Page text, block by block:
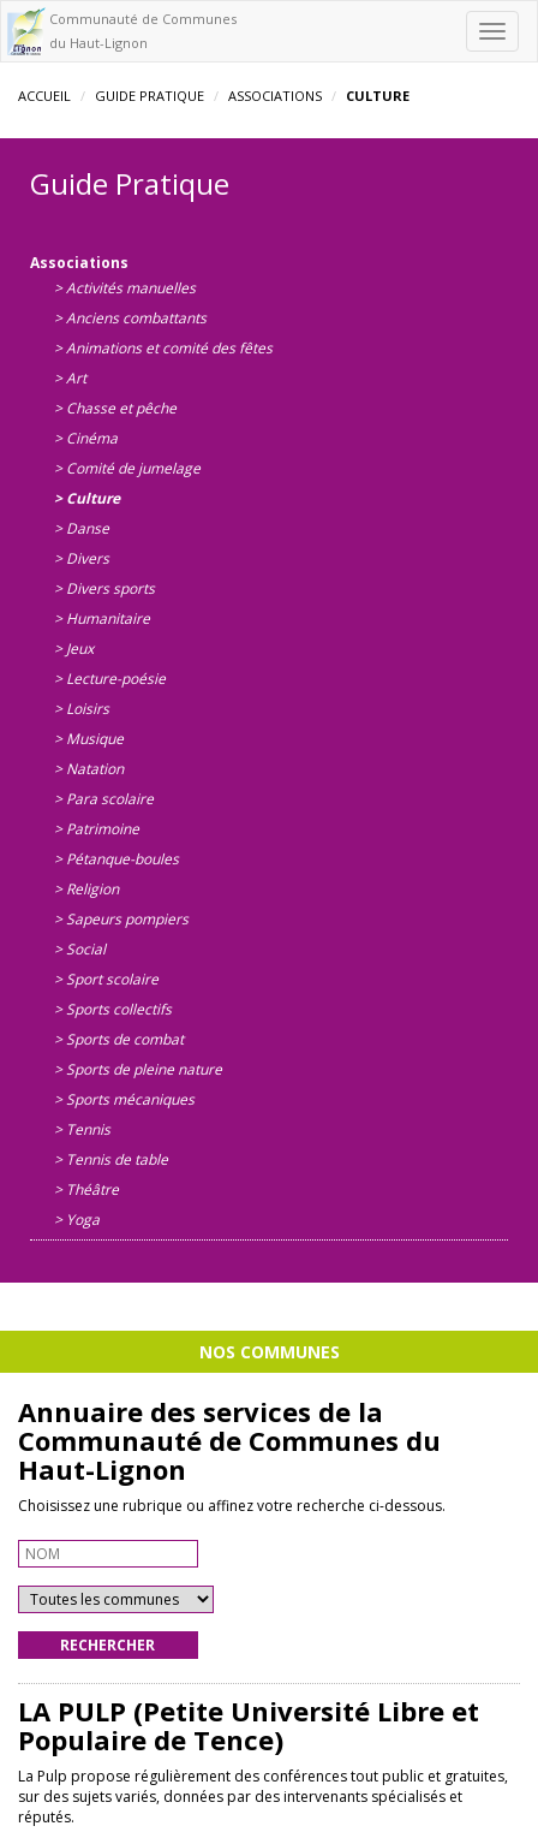
Communauté de Communes
du Haut-Lignon
ACCUEIL GUIDE PRATIQUE ASSOCIATIONS CULTURE
Guide Pratique
Associations
> Activités manuelles
> Anciens combattants
> Animations et comité des fêtes
> Art
> Chasse et pêche
> Cinéma
> Comité de jumelage
> Culture
> Danse
> Divers
> Divers sports
> Humanitaire
> Jeux
> Lecture-poésie
> Loisirs
> Musique
> Natation
> Para scolaire
> Patrimoine
> Pétanque-boules
> Religion
> Sapeurs pompiers
> Social
> Sport scolaire
> Sports collectifs
> Sports de combat
> Sports de pleine nature
> Sports mécaniques
> Tennis
> Tennis de table
> Théâtre
> Yoga
NOS COMMUNES
Annuaire des services de la
Communauté de Communes du
Haut-Lignon
Choisissez une rubrique ou affinez votre recherche ci-dessous.
RECHERCHER
LA PULP (Petite Université Libre et
Populaire de Tence)
La Pulp propose régulièrement des conférences tout public et gratuites,
sur des sujets variés, données par des intervenants spécialisés et
réputés.